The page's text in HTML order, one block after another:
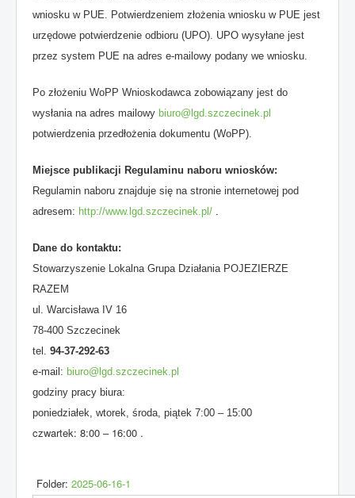
wniosku w PUE. Potwierdzeniem złożenia wniosku w PUE jest
urzędowe potwierdzenie odbioru (UPO). UPO wysyłane jest
przez system PUE na adres e-mailowy podany we wniosku.
Po złożeniu WoPP Wnioskodawca zobowiązany jest do
wysłania na adres mailowy biuro@lgd.szczecinek.pl
potwierdzenia przedłożenia dokumentu (WoPP).
Miejsce publikacji Regulaminu naboru wniosków:
Regulamin naboru znajduje się na stronie internetowej pod
adresem: http://www.lgd.szczecinek.pl/ .
Dane do kontaktu:
Stowarzyszenie Lokalna Grupa Działania POJEZIERZE
RAZEM
ul. Warcisława IV 16
78-400 Szczecinek
tel. 94-37-292-63
e-mail: biuro@lgd.szczecinek.pl
godziny pracy biura:
poniedziałek, wtorek, środa, piątek 7:00 – 15:00
czwartek: 8:00 – 16:00 .
Folder: 2025-06-16-1